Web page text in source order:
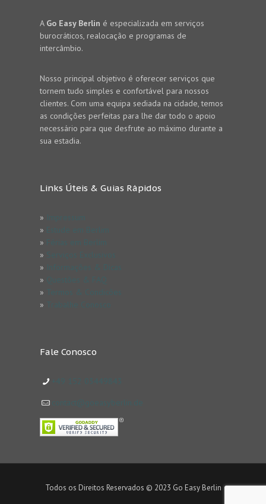
A Go Easy Berlin é especializada em serviços
burocráticos, realocação e programas de
intercâmbio.
Nosso principal objetivo é oferecer serviços que
tornem tudo simples e confortável para nossos
clientes. Com uma equipa sediada na cidade, temos
as condições perfeitas para lhe dar todo o apoio
necessário para que desfrute ao máximo durante a
sua estadia.
Links Úteis & Guias Rápidos
»
»
»
»
»
»
»
»
Fale Conosco
Todos os Direitos Reservados © 2023 Go Easy Berlin